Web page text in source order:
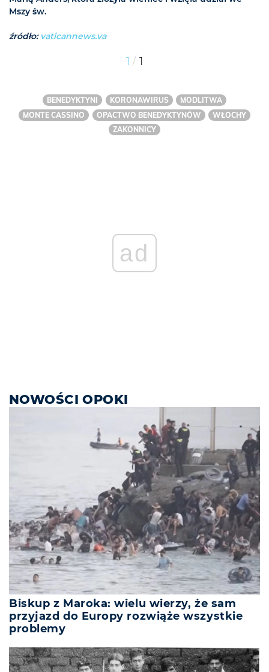
Mszy św.
źródło: vaticannews.va
1 / 1
BENEDYKTYNI KORONAWIRUS
MODLITWA
MONTE CASSINO
OPACTWO BENEDYKTYNÓW
WŁOCHY
ZAKONNICY
ad
NOWOŚCI OPOKI
Biskup z Maroka: wielu wierzy, że sam
przyjazd do Europy rozwiąże wszystkie
problemy